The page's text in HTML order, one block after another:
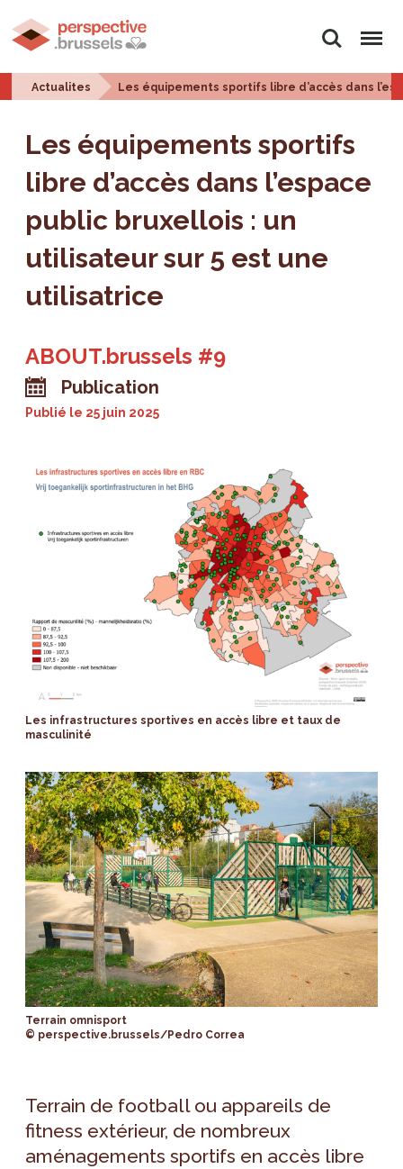
Rechercher
Menu
Actualites Les équipements sportifs libre d’accès dans
Les équipements sportifs
libre d’accès dans l’espace
public bruxellois : un
utilisateur sur 5 est une
utilisatrice
ABOUT.brussels #9
Publication
Publié le 25 juin 2025
Les infrastructures sportives en accès libre et taux de
masculinité
Terrain omnisport
© perspective.brussels/Pedro Correa
Terrain de football ou appareils de
fitness extérieur, de nombreux
aménagements sportifs en accès libre